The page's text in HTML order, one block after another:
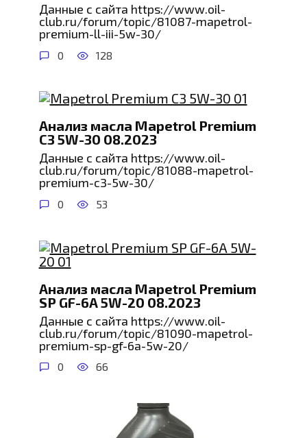
Данные с сайта https://www.oil-
club.ru/forum/topic/81087-mapetrol-
premium-ll-iii-5w-30/
0 128
Анализ масла Mapetrol Premium
C3 5W-30 08.2023
Данные с сайта https://www.oil-
club.ru/forum/topic/81088-mapetrol-
premium-c3-5w-30/
0 53
Анализ масла Mapetrol Premium
SP GF-6A 5W-20 08.2023
Данные с сайта https://www.oil-
club.ru/forum/topic/81090-mapetrol-
premium-sp-gf-6a-5w-20/
0 66